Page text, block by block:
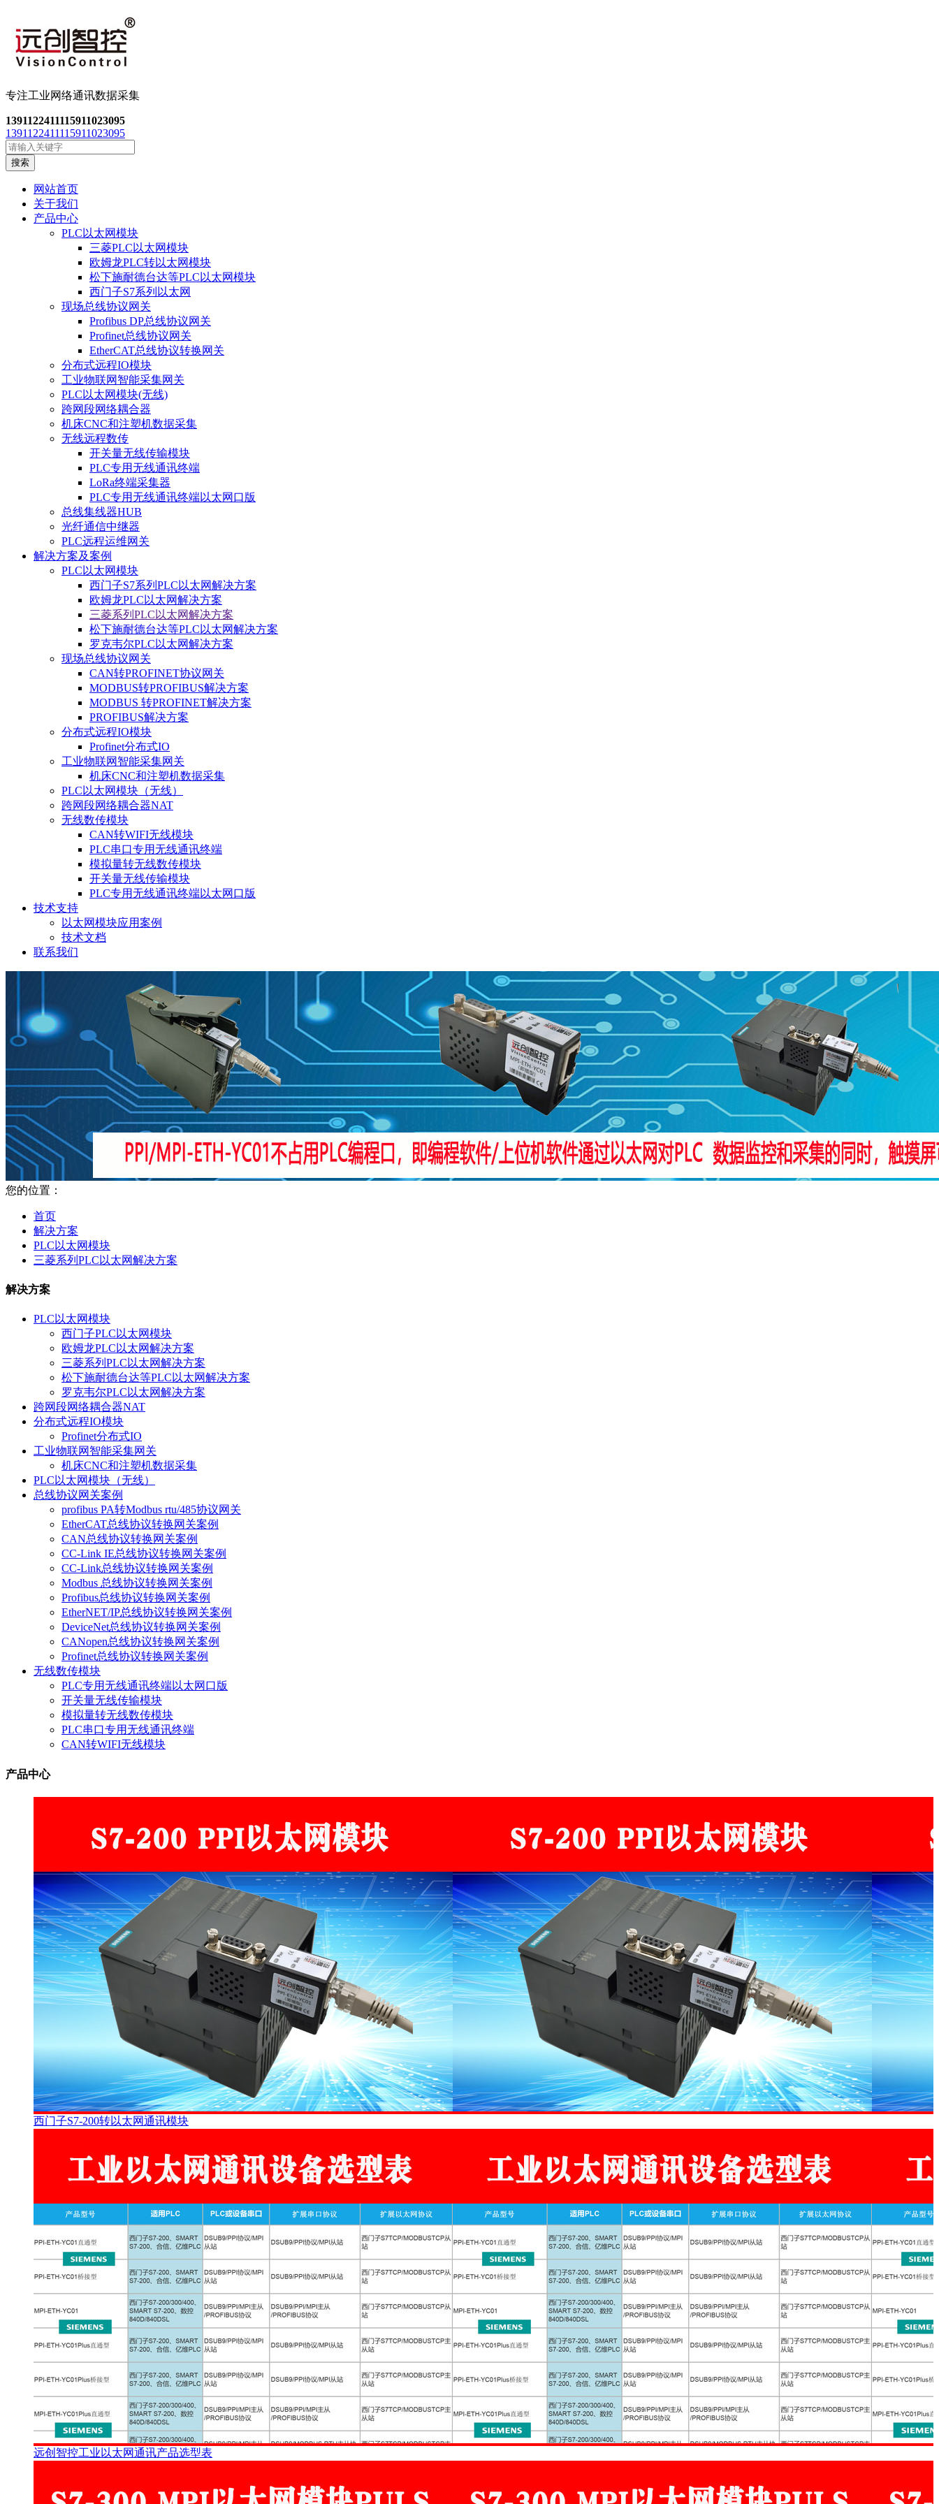
专注工业网络通讯数据采集
1391122411115911023095
1391122411115911023095
搜索
网站首页
关于我们
产品中心
PLC以太网模块
三菱PLC以太网模块
欧姆龙PLC转以太网模块
松下施耐德台达等PLC以太网模块
西门子S7系列以太网
现场总线协议网关
Profibus DP总线协议网关
Profinet总线协议网关
EtherCAT总线协议转换网关
分布式远程IO模块
工业物联网智能采集网关
PLC以太网模块(无线)
跨网段网络耦合器
机床CNC和注塑机数据采集
无线远程数传
开关量无线传输模块
PLC专用无线通讯终端
LoRa终端采集器
PLC专用无线通讯终端以太网口版
总线集线器HUB
光纤通信中继器
PLC远程运维网关
解决方案及案例
PLC以太网模块
西门子S7系列PLC以太网解决方案
欧姆龙PLC以太网解决方案
三菱系列PLC以太网解决方案
松下施耐德台达等PLC以太网解决方案
罗克韦尔PLC以太网解决方案
现场总线协议网关
CAN转PROFINET协议网关
MODBUS转PROFIBUS解决方案
MODBUS 转PROFINET解决方案
PROFIBUS解决方案
分布式远程IO模块
Profinet分布式IO
工业物联网智能采集网关
机床CNC和注塑机数据采集
PLC以太网模块（无线）
跨网段网络耦合器NAT
无线数传模块
CAN转WIFI无线模块
PLC串口专用无线通讯终端
模拟量转无线数传模块
开关量无线传输模块
PLC专用无线通讯终端以太网口版
技术支持
以太网模块应用案例
技术文档
联系我们
您的位置：
首页
解决方案
PLC以太网模块
三菱系列PLC以太网解决方案
解决方案
PLC以太网模块
西门子PLC以太网模块
欧姆龙PLC以太网解决方案
三菱系列PLC以太网解决方案
松下施耐德台达等PLC以太网解决方案
罗克韦尔PLC以太网解决方案
跨网段网络耦合器NAT
分布式远程IO模块
Profinet分布式IO
工业物联网智能采集网关
机床CNC和注塑机数据采集
PLC以太网模块（无线）
总线协议网关案例
profibus PA转Modbus rtu/485协议网关
EtherCAT总线协议转换网关案例
CAN总线协议转换网关案例
CC-Link IE总线协议转换网关案例
CC-Link总线协议转换网关案例
Modbus 总线协议转换网关案例
Profibus总线协议转换网关案例
EtherNET/IP总线协议转换网关案例
DeviceNet总线协议转换网关案例
CANopen总线协议转换网关案例
Profinet总线协议转换网关案例
无线数传模块
PLC专用无线通讯终端以太网口版
开关量无线传输模块
模拟量转无线数传模块
PLC串口专用无线通讯终端
CAN转WIFI无线模块
产品中心
西门子S7-200转以太网通讯模块
远创智控工业以太网通讯产品选型表